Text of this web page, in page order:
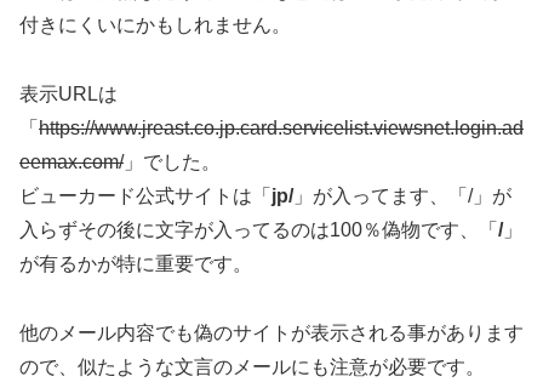
付きにくいにかもしれません。
表示URLは
「 https://www.jreast.co.jp.card.servicelist.viewsnet.login.ad
eemax.com/」でした。
ビューカード公式サイトは「 jp/」が入ってます、「/」が
入らずその後に文字が入ってるのは100％偽物です、「 /」
が有るかが特に重要です。
他のメール内容でも偽のサイトが表示される事があります
ので、似たような文言のメールにも注意が必要です。